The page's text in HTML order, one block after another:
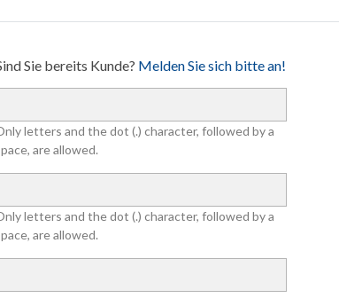
Sie bereits Kunde? Melden Sie sich bitte an!
letters and the dot (.) character, followed by a
are allowed.
letters and the dot (.) character, followed by a
are allowed.